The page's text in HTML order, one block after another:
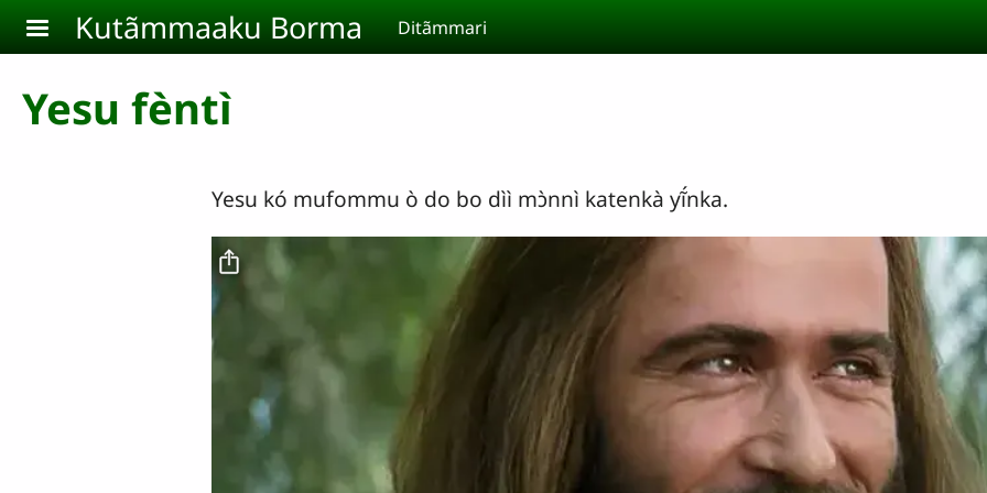
Aller au contenu principal
Kutãmmaaku Borma Ditãmmari
Yesu fèntì
Yesu kó mufommu ò do bo dìì mɔ̀nnì katenkà yĩ́nka.